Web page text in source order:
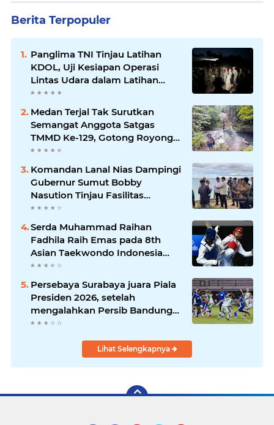
Berita Terpopuler
Panglima TNI Tinjau Latihan
KDOL, Uji Kesiapan Operasi
Lintas Udara dalam Latihan
Terintegrasi TNI 2026
Medan Terjal Tak Surutkan
Semangat Anggota Satgas
TMMD Ke-129, Gotong Royong
Wujudkan Pembangunan di
Komandan Lanal Nias Dampingi
Gubernur Sumut Bobby
Nasution Tinjau Fasilitas
Kesehatan dan Budidaya
Serda Muhammad Raihan
Fadhila Raih Emas pada 8th
Asian Taekwondo Indonesia
Open Championship 2026*
Persebaya Surabaya juara Piala
Presiden 2026, setelah
mengalahkan Persib Bandung
melalui drama adu penalti pada
6-5 setelah kedua tim bermain
imbang 1-1 hingga 120 menit
Lihat Selengkapnya